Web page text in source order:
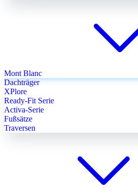
Mont Blanc
Dachträger
XPlore
Ready-Fit Serie
Activa-Serie
Fußsätze
Traversen